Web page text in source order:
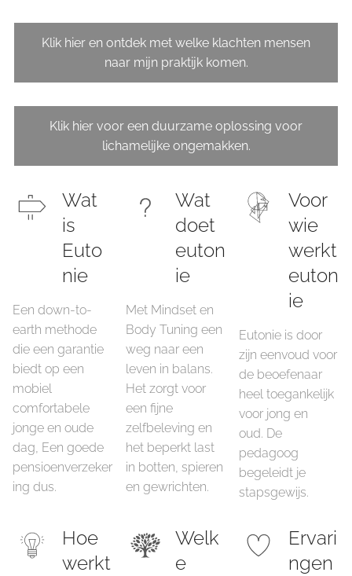
Klik hier en ontdek met welke klachten mensen
naar mijn praktijk komen.
Klik hier voor een duurzame oplossing voor
lichamelijke ongemakken.
Wat
is
Euto
nie
Een down-to-
earth methode
die een garantie
biedt op een
mobiel
comfortabele
jonge en oude
dag, Een goede
pensioenverzeker
ing dus.
Wat
doet
euton
ie
Met Mindset en
Body Tuning een
weg naar een
leven in balans.
Het zorgt voor
een fijne
zelfbeleving en
het beperkt last
in botten, spieren
en gewrichten.
Voor
wie
werkt
euton
ie
Eutonie is door
zijn eenvoud voor
de beoefenaar
heel toegankelijk
voor jong en
oud. De
pedagoog
begeleidt je
stapsgewijs.
Hoe
werkt
Welk
e
Ervari
ngen